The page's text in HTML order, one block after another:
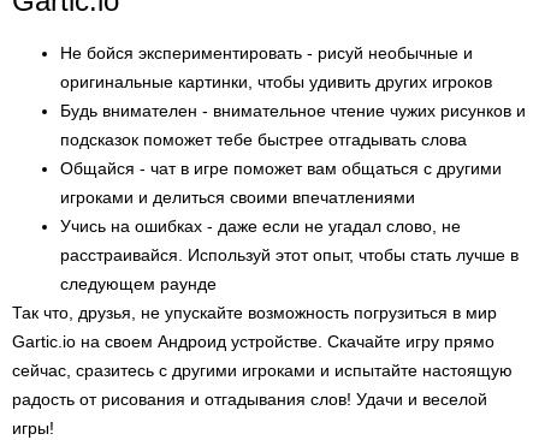
Не бойся экспериментировать - рисуй необычные и
оригинальные картинки, чтобы удивить других игроков
Будь внимателен - внимательное чтение чужих рисунков и
подсказок поможет тебе быстрее отгадывать слова
Общайся - чат в игре поможет вам общаться с другими
игроками и делиться своими впечатлениями
Учись на ошибках - даже если не угадал слово, не
расстраивайся. Используй этот опыт, чтобы стать лучше в
следующем раунде
Так что, друзья, не упускайте возможность погрузиться в мир
Gartic.io на своем Андроид устройстве. Скачайте игру прямо
сейчас, сразитесь с другими игроками и испытайте настоящую
радость от рисования и отгадывания слов! Удачи и веселой
игры!